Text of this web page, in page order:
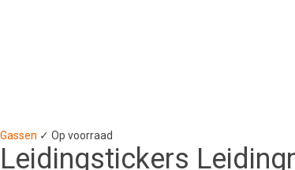
Gassen ✓ Op voorraad
Leidingstickers